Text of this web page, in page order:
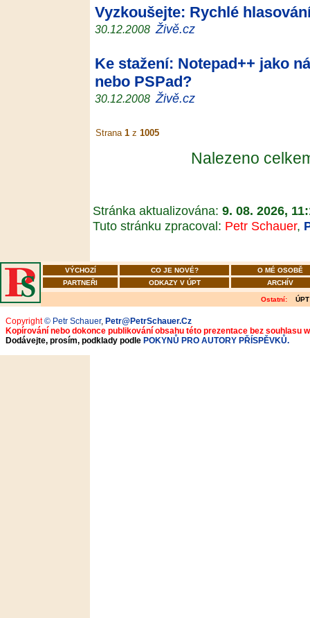
Vyzkoušejte: Rychlé
30.12.2008 Živě.cz
Ke stažení: Notepad++ jako
nebo PSPad?
30.12.2008 Živě.cz
Strana 1 z 1005
Nalezeno
Stránka aktualizována: 9. 08. 2026,
Tuto stránku zpracoval: Petr Schauer,
VÝCHOZÍ CO JE NOVÉ?
O MÉ OSOBĚ
PARTNEŘI
ODKAZY V ÚPT ARCHÍV
Ostatní: ÚPT
Copyright© Petr Schauer, Petr@PetrSchauer.Cz
Kopírování nebo dokonce publikování obsahu této prezentace bez souhlasu
Dodávejte, prosím, podklady podle POKYNŮ PRO AUTORY PŘÍSPĚVKŮ.